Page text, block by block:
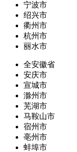
宁波市
绍兴市
衢州市
杭州市
丽水市
全安徽省
安庆市
宣城市
滁州市
芜湖市
马鞍山市
宿州市
亳州市
蚌埠市